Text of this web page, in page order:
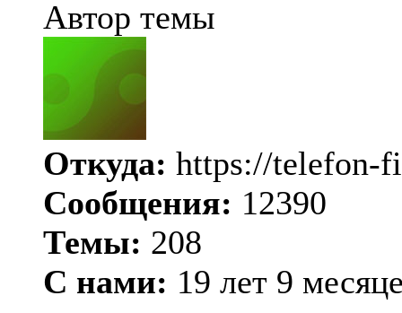
Автор темы
Откуда: https://telefon-
Сообщения: 12390
Темы: 208
С нами: 19 лет 9